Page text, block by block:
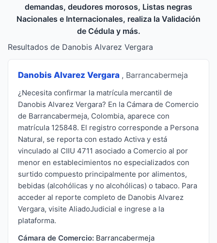
demandas, deudores morosos, Listas negras
Nacionales e Internacionales, realiza la Validación
de Cédula y más.
Resultados de Danobis Alvarez Vergara
Danobis Alvarez Vergara , Barrancabermeja
¿Necesita confirmar la matrícula mercantil de
Danobis Alvarez Vergara? En la Cámara de Comercio
de Barrancabermeja, Colombia, aparece con
matrícula 125848. El registro corresponde a Persona
Natural, se reporta con estado Activa y está
vinculado al CIIU 4711 asociado a Comercio al por
menor en establecimientos no especializados con
surtido compuesto principalmente por alimentos,
bebidas (alcohólicas y no alcohólicas) o tabaco. Para
acceder al reporte completo de Danobis Alvarez
Vergara, visite AliadoJudicial e ingrese a la
plataforma.
Cámara de Comercio: Barrancabermeja